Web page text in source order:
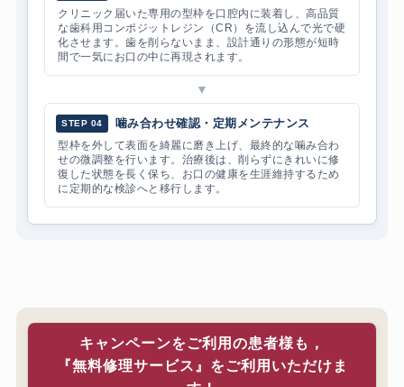
クリニック届いた専用の型枠を口腔内に装着し、高品質
な歯科用コンポジットレジン（CR）を流し込んで光で硬
化させます。歯を削らないまま、設計通りの形態が短時
間で一気にお口の中に再現されます。
▼
STEP 04 噛み合わせ確認・定期メンテナンス
型枠を外して表面を綺麗に磨き上げ、最終的な噛み合わ
せの微調整を行います。治療後は、削らずにきれいに修
復した状態を長く保ち、お口の健康を生涯維持するため
に定期的な検診へと移行します。
キャンペーンをご利用の患者様も，
『無料修理サービス』をご利用いただけま